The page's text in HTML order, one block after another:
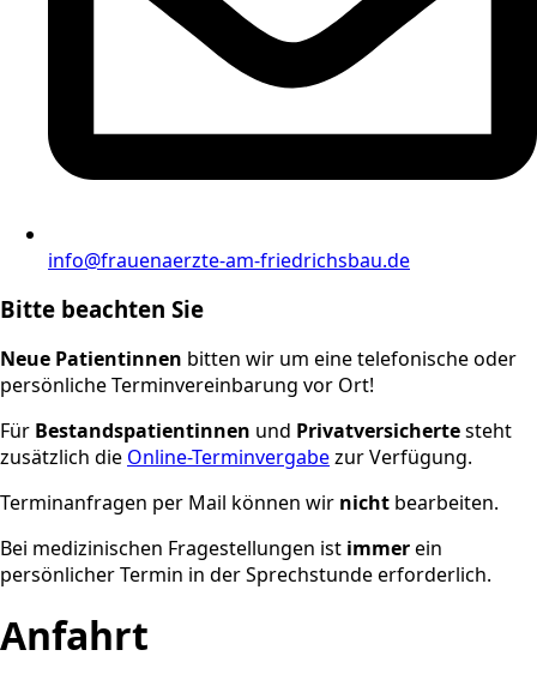
info@frauenaerzte-am-friedrichsbau.de
Bitte beachten Sie
Neue Patientinnen bitten wir um eine telefonische oder
persönliche Terminvereinbarung vor Ort!
Für Bestandspatientinnen und Privatversichertesteht
zusätzlich die Online-Terminvergabezur Verfügung.
Terminanfragen per Mail können wir nicht bearbeiten.
Bei medizinischen Fragestellungen ist immerein
persönlicher Termin in der Sprechstunde erforderlich.
Anfahrt